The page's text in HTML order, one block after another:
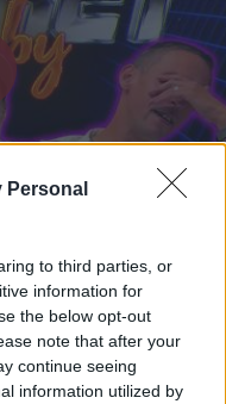
Personal
to third parties, or
information for
the below opt-out
note that after your
continue seeing
information utilized by